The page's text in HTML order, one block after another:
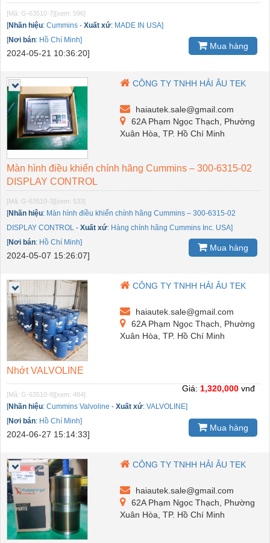
[Mã: G-63510-7][xem: 596]
[Nhãn hiệu: Cummins - Xuất xứ: MADE IN USA]
[Nơi bán: Hồ Chí Minh]
2024-05-21 10:36:20]
Mua hàng
CÔNG TY TNHH HẢI ÂU TEK
haiautek.sale@gmail.com
62A Phạm Ngọc Thạch, Phường
Xuân Hòa, TP. Hồ Chí Minh
Màn hình điều khiển chính hãng Cummins – 300-6315-02
DISPLAY CONTROL
[Mã: G-63510-3][xem: 533]
[Nhãn hiệu: Màn hình điều khiển chính hãng Cummins – 300-6315-02
DISPLAY CONTROL - Xuất xứ: Hàng chính hãng Cummins Inc. USA]
[Nơi bán: Hồ Chí Minh]
2024-05-07 15:26:07]
Mua hàng
CÔNG TY TNHH HẢI ÂU TEK
haiautek.sale@gmail.com
62A Phạm Ngọc Thạch, Phường
Xuân Hòa, TP. Hồ Chí Minh
Nhớt VALVOLINE
[Mã: G-63510-9][xem: 484]
[Nhãn hiệu: Cummins Valvoline - Xuất xứ: VALVOLINE]
[Nơi bán: Hồ Chí Minh]
2024-06-27 15:14:33]
Giá: 1,320,000 vnđ
Mua hàng
CÔNG TY TNHH HẢI ÂU TEK
haiautek.sale@gmail.com
62A Phạm Ngọc Thạch, Phường
Xuân Hòa, TP. Hồ Chí Minh